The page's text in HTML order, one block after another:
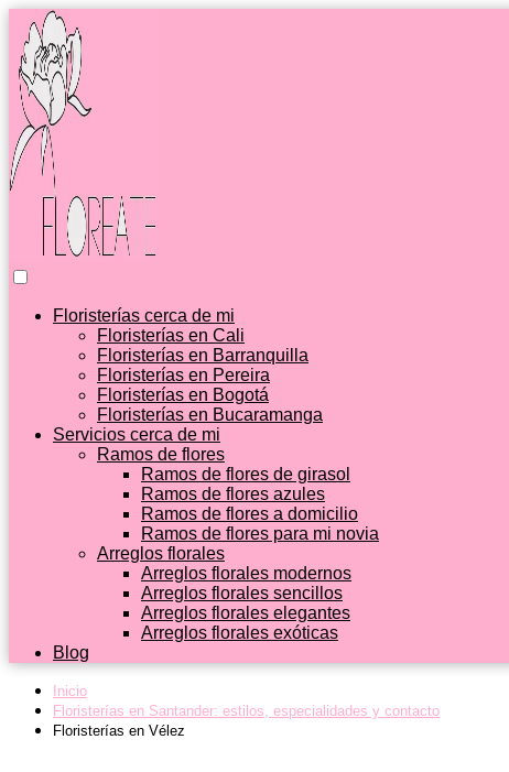
Floristerías cerca de mi
Floristerías en Cali
Floristerías en Barranquilla
Floristerías en Pereira
Floristerías en Bogotá
Floristerías en Bucaramanga
Servicios cerca de mi
Ramos de flores
Ramos de flores de girasol
Ramos de flores azules
Ramos de flores a domicilio
Ramos de flores para mi novia
Arreglos florales
Arreglos florales modernos
Arreglos florales sencillos
Arreglos florales elegantes
Arreglos florales exóticas
Blog
Inicio
Floristerías en Santander: estilos, especialidades y contacto
Floristerías en Vélez